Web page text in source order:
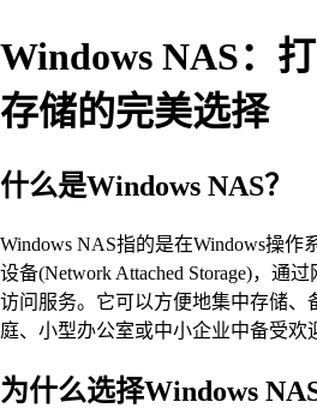
Windows NAS：
存储的完美选择
什么是Windows NAS？
Windows NAS指的是在Windows操
设备(Network Attached Storage)，通
访问服务。它可以方便地集中存储、
庭、小型办公室或中小企业中备受欢
为什么选择Windows NAS